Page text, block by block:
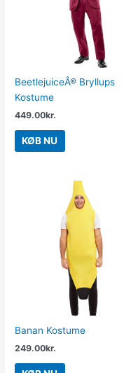
BeetlejuiceÂ® Bryllups
Kostume
449.00kr.
KØB NU
Banan Kostume
249.00kr.